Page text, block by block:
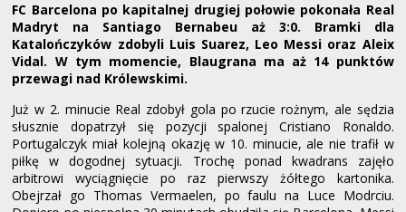
FC Barcelona po kapitalnej drugiej połowie pokonała Real
Madryt na Santiago Bernabeu aż 3:0. Bramki dla
Katalończyków zdobyli Luis Suarez, Leo Messi oraz Aleix
Vidal. W tym momencie, Blaugrana ma aż 14 punktów
przewagi nad Królewskimi.
Już w 2. minucie Real zdobył gola po rzucie rożnym, ale sędzia
słusznie dopatrzył się pozycji spalonej Cristiano Ronaldo.
Portugalczyk miał kolejną okazję w 10. minucie, ale nie trafił w
piłkę w dogodnej sytuacji. Trochę ponad kwadrans zajęło
arbitrowi wyciągnięcie po raz pierwszy żółtego kartonika.
Obejrzał go Thomas Vermaelen, po faulu na Luce Modrciu.